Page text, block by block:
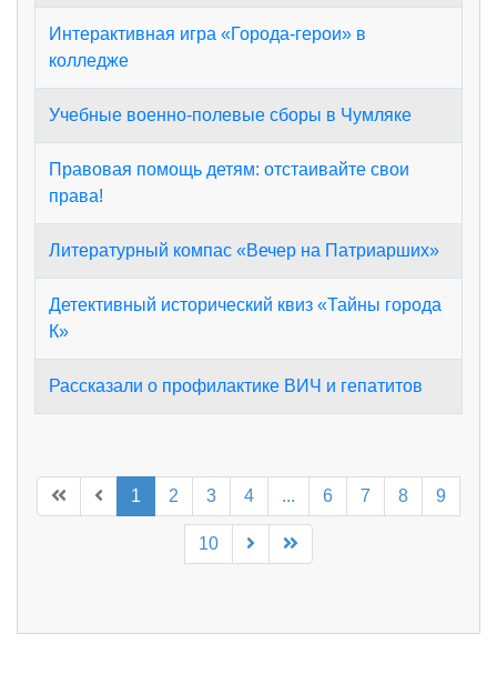
Интерактивная игра «Города‑герои» в
колледже
Учебные военно-полевые сборы в Чумляке
Правовая помощь детям: отстаивайте свои
права!
Литературный компас «Вечер на Патриарших»
Детективный исторический квиз «Тайны города
К»
Рассказали о профилактике ВИЧ и гепатитов
1 2 3 4 ... 6 7 8 9
10